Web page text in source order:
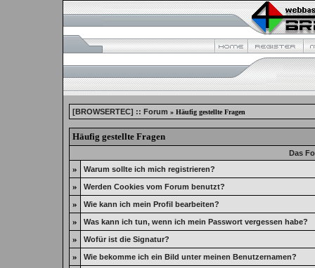
[BROWSERTEC] :: Forum » Häufig gestellte Fragen
Häufig gestellte Fragen
Das
» Warum sollte ich mich registrieren?
» Werden Cookies vom Forum benutzt?
» Wie kann ich mein Profil bearbeiten?
» Was kann ich tun, wenn ich mein Passwort vergessen habe?
» Wofür ist die Signatur?
» Wie bekomme ich ein Bild unter meinen Benutzernamen?